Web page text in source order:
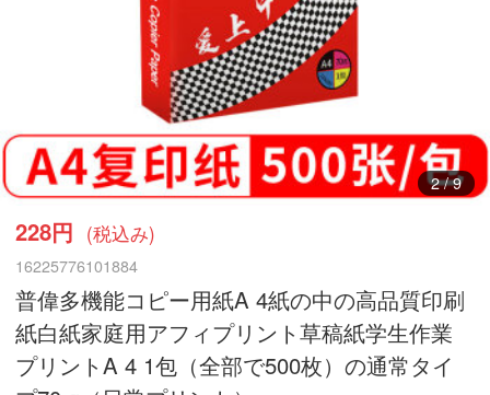
3/9
228円 (税込み)
16225776101884
普偉多機能コピー用紙A 4紙の中の高品質印刷
紙白紙家庭用アフィプリント草稿紙学生作業
プリントA 4 1包（全部で500枚）の通常タイ